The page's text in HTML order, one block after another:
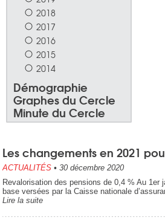
2018
2017
2016
2015
2014
Démographie
Graphes du Cercle
Minute du Cercle
Les changements en 2021
ACTUALITÉS • 30 décembre 2020
Revalorisation des pensions de 0,4 % Au 1er
base versées par la Caisse nationale
Lire la suite